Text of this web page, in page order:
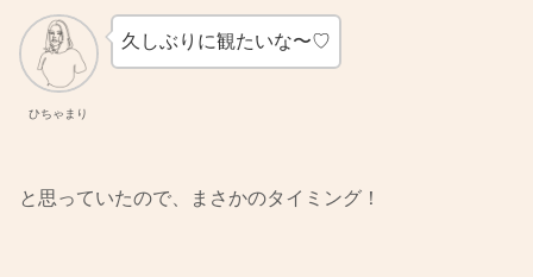
ひちゃまり
久しぶりに観たいな〜♡
と思っていたので、まさかのタイミング！